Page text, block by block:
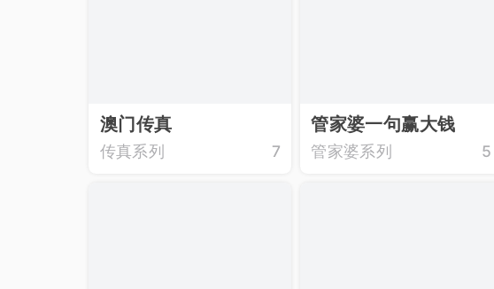
澳门传真
传真系列 7
管家婆一句赢大钱
管家婆系列 5